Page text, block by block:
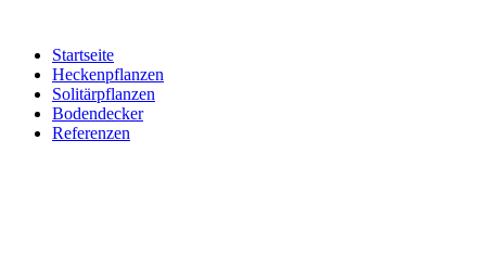
Startseite
Heckenpflanzen
Solitärpflanzen
Bodendecker
Referenzen